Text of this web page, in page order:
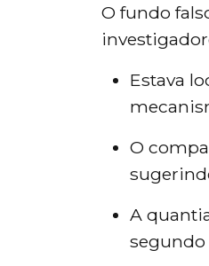
O fundo
Estava
O
A
segundo